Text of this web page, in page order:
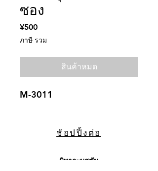
ซอง
¥500ราคา
ภาษี รวม
สินค้าหมด
M-3011
ช้อปปิ้งต่อ
มิทากะบุสซัน